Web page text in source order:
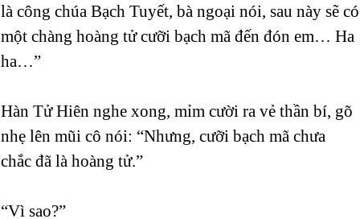
là công chúa Bạch Tuyết, bà ngoại nói, sau này sẽ có
một chàng hoàng tử cưỡi bạch mã đến đón em… Ha
ha…”
Hàn Tử Hiên nghe xong, mỉm cười ra vẻ thần bí, gõ
nhẹ lên mũi cô nói: “Nhưng, cưỡi bạch mã chưa
chắc đã là hoàng tử.”
“Vì sao?”